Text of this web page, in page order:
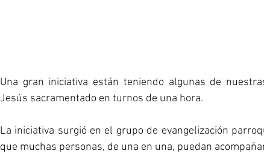
Una gran iniciativa están teniendo algunas de
Jesús sacramentado en turnos de una hora.
La iniciativa surgió en el grupo de evangelización
que muchas personas, de una en una, puedan